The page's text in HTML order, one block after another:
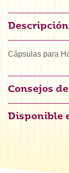
Descripción
Cápsulas para
Consejos
Disponible